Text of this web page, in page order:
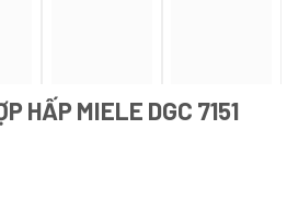
HẤP MIELE DGC 7151